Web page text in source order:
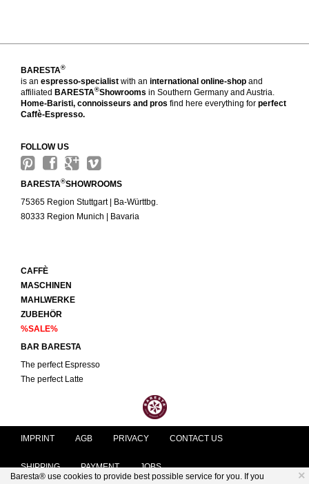
Baresta® use cookies to provide best possible service for you. If you
×
BARESTA®
is an espresso-specialist with an international online-shop and
affiliated BARESTA®Showrooms in Southern Germany and Austria.
Home-Baristi, connoisseurs and pros find here everything for perfect
Caffè-Espresso.
FOLLOW US
BARESTA®SHOWROOMS
75365 Region Stuttgart | Ba-Württbg.
80333 Region Munich | Bavaria
CAFFÈ
MASCHINEN
MAHLWERKE
ZUBEHÖR
%SALE%
BAR BARESTA
The perfect Espresso
The perfect Latte
IMPRINT AGB PRIVACY CONTACT US
SHIPPING PAYMENT JOBS